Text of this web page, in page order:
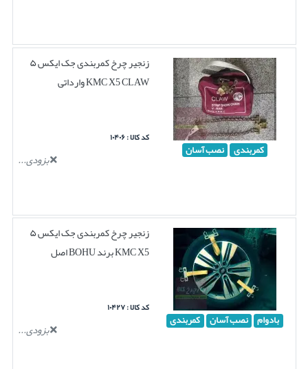
کمربندی نصب آسان
زنجیر چرخ کمربندی جک ایکس ۵
KMC X5 CLAW وارداتی
کد کالا : ۱۰۴۰۶
بزودی...
بادوام نصب آسان کمربندی
زنجیر چرخ کمربندی جک ایکس ۵
KMC X5 برند BOHU اصل
کد کالا : ۱۰۴۲۷
بزودی...